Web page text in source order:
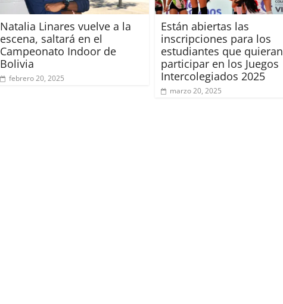
Natalia Linares vuelve a la
escena, saltará en el
Campeonato Indoor de
Bolivia
febrero 20, 2025
Están abiertas las
inscripciones para los
estudiantes que quieran
participar en los Juegos
Intercolegiados 2025
marzo 20, 2025